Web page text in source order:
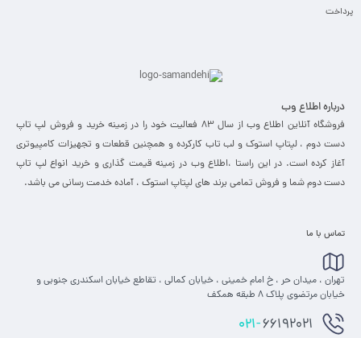
پرداخت
درباره اطلاع وب
فروشگاه آنلاین اطلاع وب از سال 83 فعالیت خود را در زمینه خرید و فروش لپ تاپ
دست دوم ، لپتاپ استوک و لب تاب کارکرده و همچنین قطعات و تجهیزات کامپیوتری
آغاز کرده است. در این راستا ،‌اطلاع وب در زمینه قیمت گذاری و خرید انواع لپ تاپ
دست دوم شما و فروش تمامی برند های لپتاپ استوک ، آماده خدمت رسانی می باشد.
تماس با ما
تهران ، میدان حر ، خ امام خمینی ، خیابان کمالی ، تقاطع خیابان اسکندری جنوبی و
خیابان مرتضوی پلاک 8 طبقه همکف
021-66192021